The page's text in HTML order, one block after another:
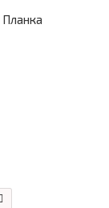
Планка